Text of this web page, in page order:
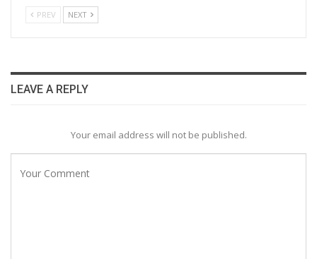
PREV NEXT
LEAVE A REPLY
Your email address will not be published.